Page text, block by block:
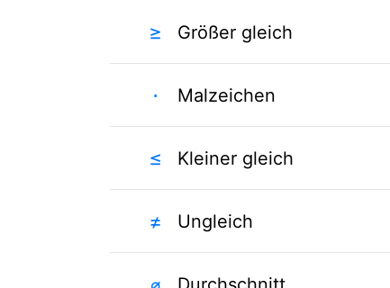
≥ Größer gleich
⋅ Malzeichen
≤ Kleiner gleich
≠ Ungleich